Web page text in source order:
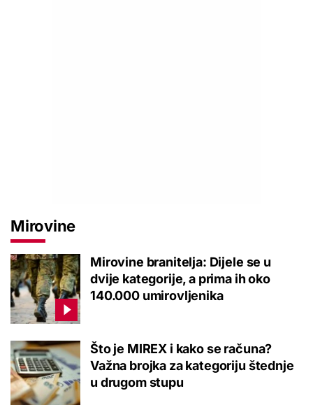
Mirovine
Mirovine branitelja: Dijele se u
dvije kategorije, a prima ih oko
140.000 umirovljenika
Što je MIREX i kako se računa?
Važna brojka za kategoriju štednje
u drugom stupu